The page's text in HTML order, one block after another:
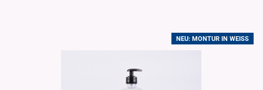
NEU: MONTUR IN WEISS